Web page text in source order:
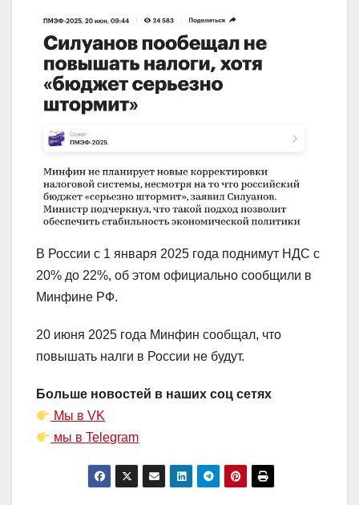
В России с 1 января 2025 года поднимут НДС с
20% до 22%, об этом официально сообщили в
Минфине РФ.
20 июня 2025 года Минфин сообщал, что
повышать налги в России не будут.
Больше новостей в наших соц сетях
Мы в VK
мы в Telegram